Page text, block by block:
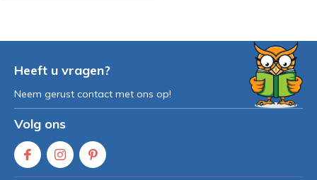
Heeft u vragen?
Neem gerust contact met ons op!
Volg ons